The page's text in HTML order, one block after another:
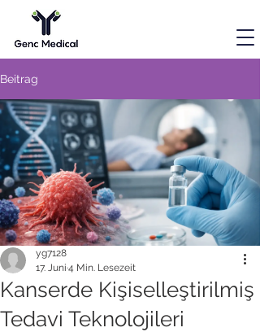
Beitrag
Kanserde Kişiselleştirilmiş
Tedavi Teknolojileri
yg7128
17. Juni 4 Min. Lesezeit